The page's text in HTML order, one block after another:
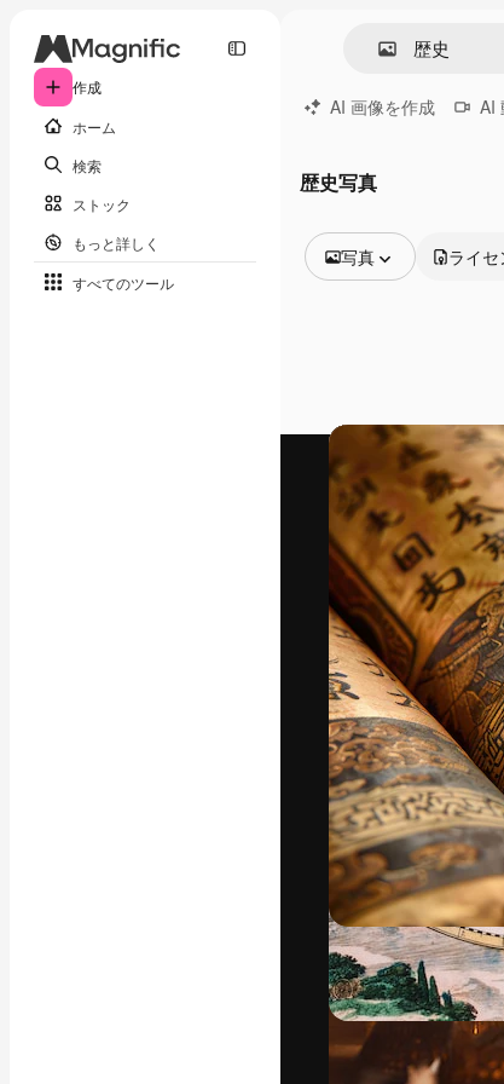
作成
ホーム
検索
ストック
もっと詳しく
すべてのツール
AI 画像を作成 AI
歴史写真
写真
動画
映像素材
モーショングラフィッ
動画テンプレート
アイコン
3D モデル
フォント
ライセ
最高のク
ットフォ
店、スタ
います。
日本語
Copyright